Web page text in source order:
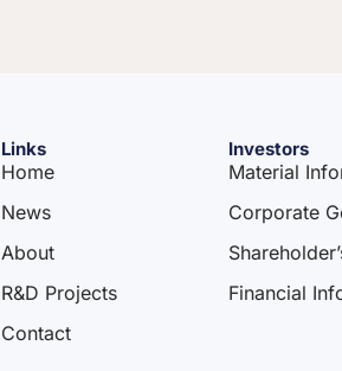
Links
Home
News
About
R&D Projects
Contact
Investors
Material
Corporate
Financial